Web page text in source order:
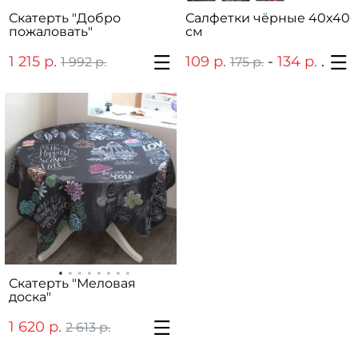
Скатерть "Добро
пожаловать"
1 215 р. 1 992 р.
Салфетки чёрные 40х40
см
109 р. 175 р. - 134 р. 216 р.
Скатерть "Меловая
доска"
1 620 р. 2 613 р.